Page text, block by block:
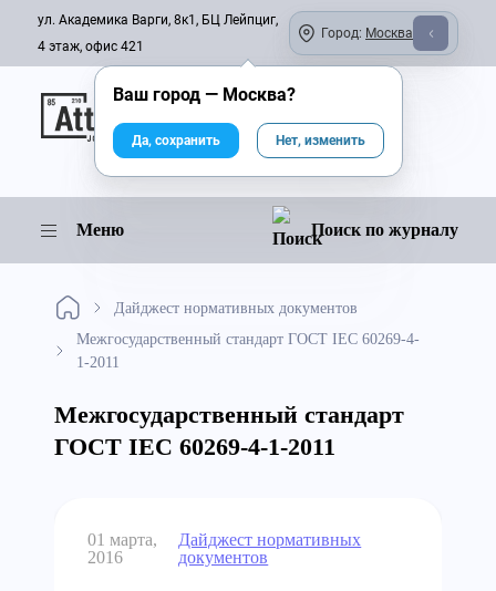
ул. Академика Варги, 8к1, БЦ Лейпциг,
4 этаж, офис 421
Город: Москва
Онлайн-журнал
Меню Поиск по журналу
Дайджест нормативных документов
Межгосударственный стандарт ГОСТ IEC 60269-4-
1-2011
Межгосударственный стандарт
ГОСТ IEC 60269-4-1-2011
01 марта,
2016
Дайджест нормативных
документов
Ваш город — Москва?
Да, сохранить Нет, изменить